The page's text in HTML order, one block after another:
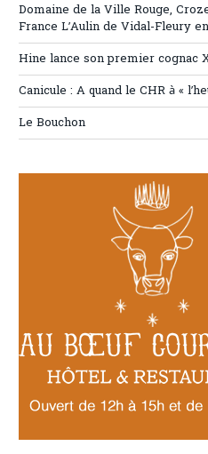
Domaine de la Ville Rouge,
France L’Aulin de Vidal-Fleury
Hine lance son premier cognac
Canicule : A quand le CHR à «
Le Bouchon